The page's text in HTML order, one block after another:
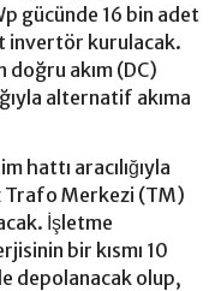
gücünde 16 bin adet
invertör kurulacak.
akım (DC)
alternatif akıma
hattı aracılığıyla
Trafo Merkezi (TM)
İşletme
bir kısmı 10
depolanacak olup,